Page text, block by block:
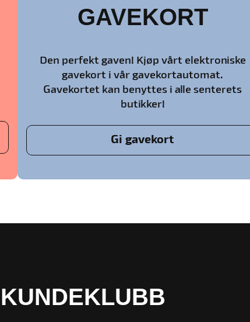
GAVEKORT
Den perfekt gaven! Kjøp vårt elektroniske
gavekort i vår gavekortautomat.
Gavekortet kan benyttes i alle senterets
butikker!
Gi gavekort
KUNDEKLUBB